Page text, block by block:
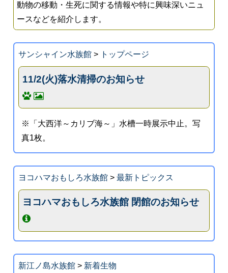
動物の移動・生死に関する情報や特に興味深いニュ
ースなどを紹介します。
サンシャイン水族館> トップページ
11/2(火)落水清掃のお知らせ
※「大西洋～カリブ海～」水槽一時展示中止。写
真1枚。
ヨコハマおもしろ水族館> 最新トピックス
ヨコハマおもしろ水族館 閉館のお知らせ
新江ノ島水族館> 新着生物